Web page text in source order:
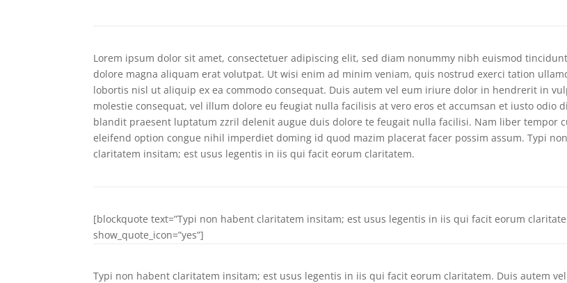
Lorem ipsum dolor sit amet, consectetuer adipiscing elit, sed diam nonummy nibh euismod
dolore magna aliquam erat volutpat. Ut wisi enim ad minim veniam, quis nostrud exerci tation
lobortis nisl ut aliquip ex ea commodo consequat. Duis autem vel eum iriure dolor in hendrerit in
molestie consequat, vel illum dolore eu feugiat nulla facilisis at vero eros et accumsan et iusto odio
blandit praesent luptatum zzril delenit augue duis dolore te feugait nulla facilisi. Nam liber tempor
eleifend option congue nihil imperdiet doming id quod mazim placerat facer possim assum. Typi
claritatem insitam; est usus legentis in iis qui facit eorum claritatem.
[blockquote text=”Typi non habent claritatem insitam; est usus legentis in iis qui facit eorum
show_quote_icon=”yes”]
Typi non habent claritatem insitam; est usus legentis in iis qui facit eorum claritatem. Duis autem